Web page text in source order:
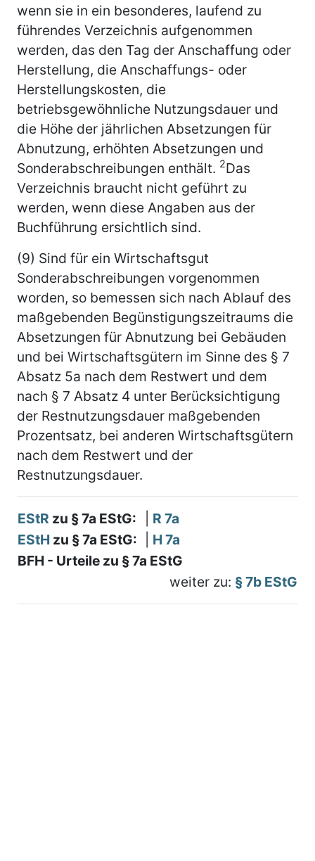
wenn sie in ein besonderes, laufend zu
führendes Verzeichnis aufgenommen
werden, das den Tag der Anschaffung oder
Herstellung, die Anschaffungs- oder
Herstellungskosten, die
betriebsgewöhnliche Nutzungsdauer und
die Höhe der jährlichen Absetzungen für
Abnutzung, erhöhten Absetzungen und
Sonderabschreibungen enthält. 2Das
Verzeichnis braucht nicht geführt zu
werden, wenn diese Angaben aus der
Buchführung ersichtlich sind.
(9) Sind für ein Wirtschaftsgut
Sonderabschreibungen vorgenommen
worden, so bemessen sich nach Ablauf des
maßgebenden Begünstigungszeitraums die
Absetzungen für Abnutzung bei Gebäuden
und bei Wirtschaftsgütern im Sinne des § 7
Absatz 5a nach dem Restwert und dem
nach § 7 Absatz 4 unter Berücksichtigung
der Restnutzungsdauer maßgebenden
Prozentsatz, bei anderen Wirtschaftsgütern
nach dem Restwert und der
Restnutzungsdauer.
EStR zu § 7a EStG:
R 7a
EStH zu § 7a EStG:
H 7a
BFH - Urteile zu § 7a EStG
weiter zu: § 7b EStG